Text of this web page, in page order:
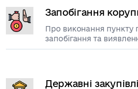
Запобігання
Про виконання пункту
запобігання та
Державні закупівлі